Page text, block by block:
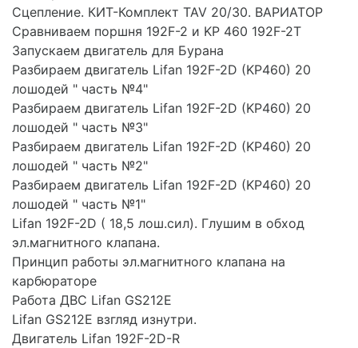
Сцепление. КИТ-Комплект TAV 20/30. ВАРИАТОР
Сравниваем поршня 192F-2 и KP 460 192F-2T
Запускаем двигатель для Бурана
Разбираем двигатель Lifan 192F-2D (KP460) 20
лошодей " часть №4"
Разбираем двигатель Lifan 192F-2D (KP460) 20
лошодей " часть №3"
Разбираем двигатель Lifan 192F-2D (KP460) 20
лошодей " часть №2"
Разбираем двигатель Lifan 192F-2D (KP460) 20
лошодей " часть №1"
Lifan 192F-2D ( 18,5 лош.сил). Глушим в обход
эл.магнитного клапана.
Принцип работы эл.магнитного клапана на
карбюраторе
Работа ДВС Lifan GS212E
Lifan GS212E взгляд изнутри.
Двигатель Lifan 192F-2D-R